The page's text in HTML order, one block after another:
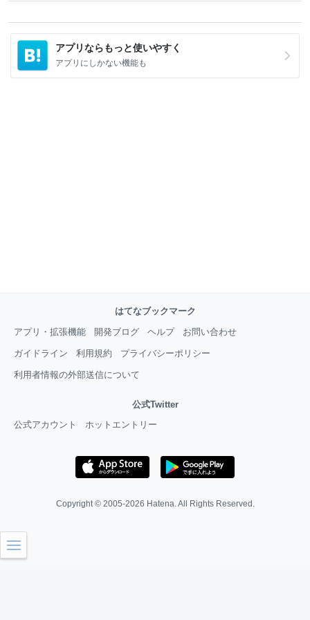
アプリならもっと使いやすく
アプリにしかない機能も
はてなブックマーク
アプリ・拡張機能
開発ブログ ヘルプ お問い合わせ
ガイドライン 利用規約 プライバシーポリシー
利用者情報の外部送信について
公式Twitter
公式アカウント
ホットエントリー
Copyright © 2005-2026 Hatena. All Rights Reserved.